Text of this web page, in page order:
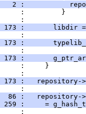
2 :
:         }
:
173 :       libdir
:
173 :
:
173 :
:     }
:
173 :   repository-
:
86 :   repository-
259 :     =
: